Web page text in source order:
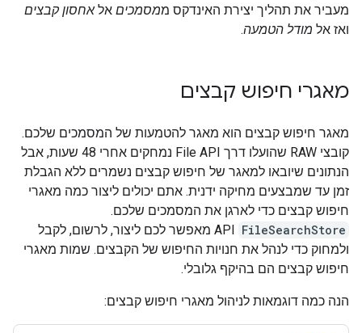
מעביר את תהליך יצירת האינדקס ממסמכים אלאחסון קבצים
ואז אל מודל הטמעה.
מאגרי חיפוש קבצים
מאגר חיפוש קבצים הוא מאגר להטמעות של המסמכים שלכם.
קובצי RAW שהועלו דרך File API נמחקים אחרי 48 שעות, אבל
הנתונים שיובאו למאגר של חיפוש קבצים נשמרים ללא הגבלת
זמן עד שמבצעים מחיקה ידנית. אתם יכולים ליצור כמה מאגרי
חיפוש קבצים כדי לארגן את המסמכים שלכם.
FileSearchStore
API מאפשר לכם ליצור, לרשום, לקבל
ולמחוק כדי לנהל את חנויות החיפוש של הקבצים. שמות מאגרי
חיפוש קבצים הם בהיקף גלובלי.
הנה כמה דוגמאות לניהול מאגרי חיפוש קבצים: